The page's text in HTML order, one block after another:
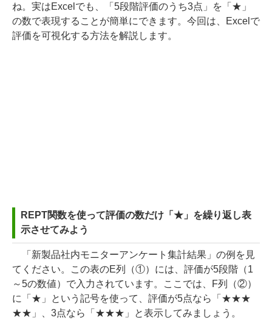
ね。実はExcelでも、「5段階評価のうち3点」を「★」
の数で表現することが簡単にできます。今回は、Excelで
評価を可視化する方法を解説します。
REPT関数を使って評価の数だけ「★」を繰り返し表
示させてみよう
「新製品社内モニターアンケート集計結果」の例を見
てください。この表のE列（①）には、評価が5段階（1
～5の数値）で入力されています。ここでは、F列（②）
に「★」という記号を使って、評価が5点なら「★★★
★★」、3点なら「★★★」と表示してみましょう。